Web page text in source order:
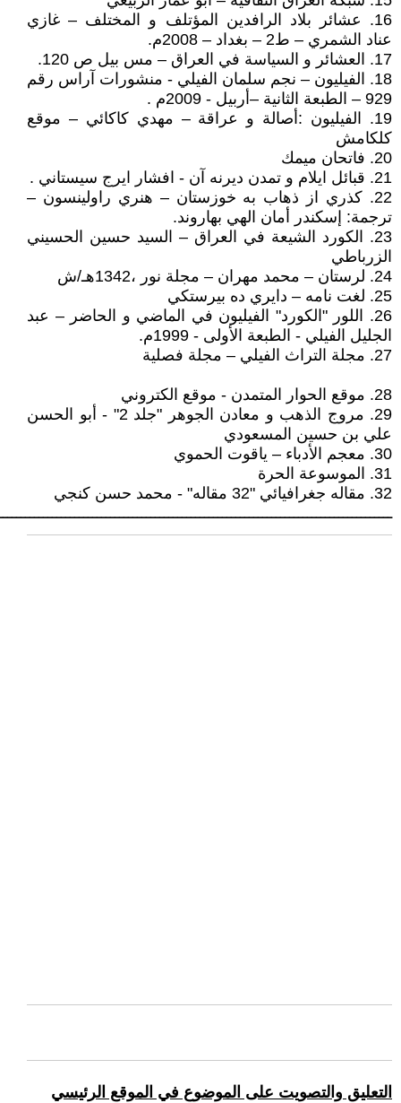
16. عشائر بلاد الرافدين المؤتلف و المختلف – غازي
عناد الشمري – ط2 – بغداد – 2008م.
17. العشائر و السياسة في العراق – مس بيل ص 120.
18. الفيليون – نجم سلمان الفيلي - منشورات آراس رقم
929 – الطبعة الثانية –أربيل - 2009م .
19. الفيليون :أصالة و عراقة – مهدي كاكائي – موقع
كلكامش
20. فاتحان ميمك
21. قبائل ايلام و تمدن ديرنه آن - افشار ايرج سيستاني .
22. كذري از ذهاب به خوزستان – هنري راولينسون –
ترجمة: إسكندر أمان الهي بهاروند.
23. الكورد الشيعة في العراق – السيد حسين الحسيني
الزرباطي
24. لرستان – محمد مهران – مجلة نور ،1342هـ/ش
25. لغت نامه – دايري ده بيرستكي
26. اللور "الكورد" الفيليون في الماضي و الحاضر – عبد
الجليل الفيلي - الطبعة الأولى - 1999م.
27. مجلة التراث الفيلي – مجلة فصلية
28. موقع الحوار المتمدن - موقع الكتروني
29. مروج الذهب و معادن الجوهر "جلد 2" - أبو الحسن
علي بن حسين المسعودي
30. معجم الأدباء – ياقوت الحموي
31. الموسوعة الحرة
32. مقاله جغرافيائي "32 مقاله" - محمد حسن كنجي
التعليق والتصويت على الموضوع في الموقع الرئيسي